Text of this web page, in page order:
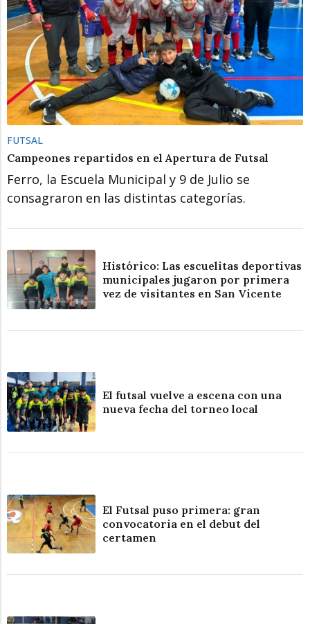
FUTSAL
Campeones repartidos en el Apertura de Futsal
Ferro, la Escuela Municipal y 9 de Julio se
consagraron en las distintas categorías.
Histórico: Las escuelitas deportivas
municipales jugaron por primera
vez de visitantes en San Vicente
El futsal vuelve a escena con una
nueva fecha del torneo local
El Futsal puso primera: gran
convocatoria en el debut del
certamen